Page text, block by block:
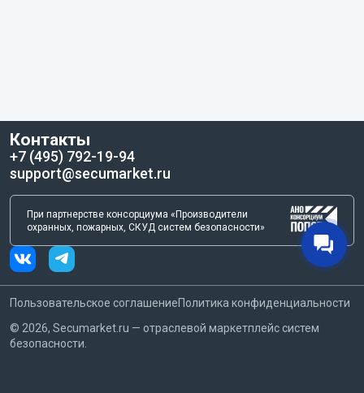
Контакты
+7 (495) 792-19-94
support@secumarket.ru
При партнерстве консорциума «Производители
охранных, пожарных, СКУД систем безопасности»
Пользовательское соглашениеПолитика конфиденциальности
© 2026, Secumarket.ru — отраслевой маркетплейс систем
безопасности.